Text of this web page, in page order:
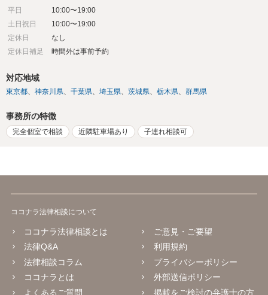
平日
10:00〜19:00
土日祝日
10:00〜19:00
定休日
なし
定休日補足
時間外は事前予約
対応地域
東京都 神奈川県 千葉県 埼玉県 茨城県 栃木県 群馬県
事務所の特徴
完全個室で相談 近隣駐車場あり 子連れ相談可
ココナラ法律相談について
ココナラ法律相談とは
法律Q&A
法律相談コラム
ココナラとは
よくあるご質問
ご意見・ご要望
利用規約
プライバシーポリシー
外部送信ポリシー
掲載をご検討の弁護士の方